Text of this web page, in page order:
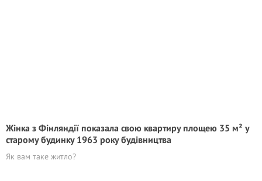
Жінка з Фінляндії показала свою квартиру площею 35 м² у
старому будинку 1963 року будівництва
Як вам таке житло?